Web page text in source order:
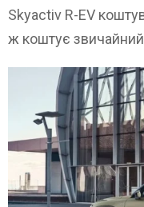
Skyactiv R-EV
ж коштує